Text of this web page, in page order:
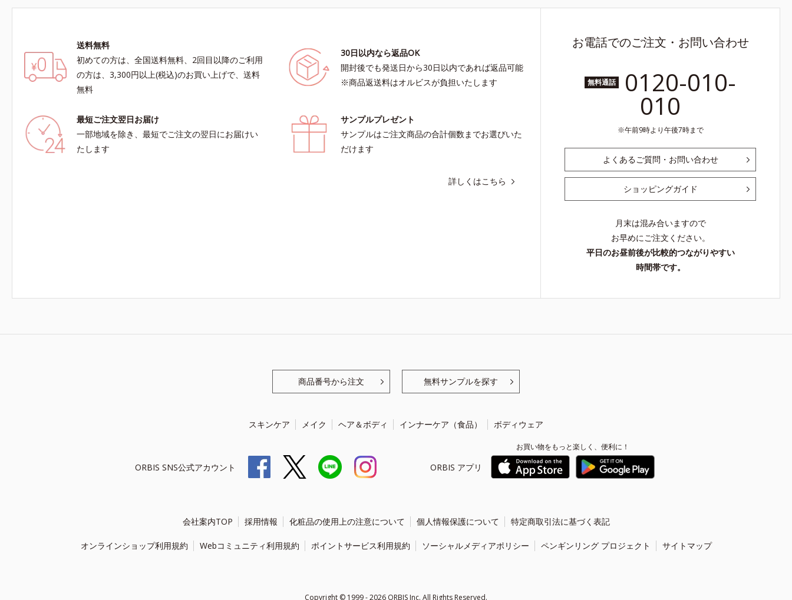
送料無料
初めての方は、全国送料無料、2回目以降のご利用
の方は、3,300円以上(税込)のお買い上げで、送料
無料
30日以内なら返品OK
開封後でも発送日から30日以内であれば返品可能
※商品返送料はオルビスが負担いたします
最短ご注文翌日お届け
一部地域を除き、最短でご注文の翌日にお届けい
たします
サンプルプレゼント
サンプルはご注文商品の合計個数までお選びいた
だけます
詳しくはこちら
お電話でのご注文・お問い合わせ
無料通話 0120-010-
010
午前9時より午後7時まで
よくあるご質問・お問い合わせ
ショッピングガイド
月末は混み合いますので
お早めにご注文ください。
平日のお昼前後が比較的つながりやすい
時間帯です。
商品番号から注文 無料サンプルを探す
スキンケア メイク ヘア＆ボディ インナーケア（食品） ボディウェア
ORBIS SNS公式アカウント ORBIS アプリ
お買い物をもっと楽しく、便利に！
会社案内TOP 採用情報 化粧品の使用上の注意について 個人情報保護について 特定商取引法に基づく表記
オンラインショップ利用規約 Webコミュニティ利用規約 ポイントサービス利用規約 ソーシャルメディアポリシー ペンギンリング プロジェクト サイトマップ
Copyright © 1999 - 2026 ORBIS Inc. All Rights Reserved.